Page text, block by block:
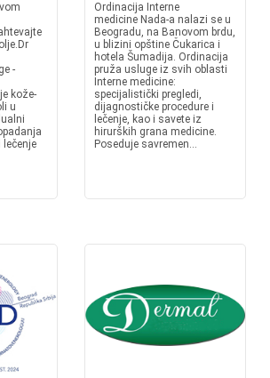
-
kože-
u
Ordinacija Interne
medicine Nada-a nalazi se u
Beogradu, na Banovom brdu,
u blizini opštine Čukarica i
hotela Šumadija. Ordinacija
pruža usluge iz svih oblasti
Interne medicine:
specijalistički pregledi,
dijagnostičke procedure i
lečenje, kao i savete iz
hirurških grana medicine.
Poseduje savremen...